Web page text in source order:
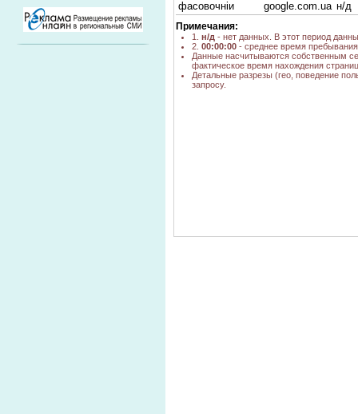
фасовочніи
google.com.ua н/д
Примечания:
1. н/д - нет данных. В этот период
2. 00:00:00 - среднее время
Данные насчитываются собственным
фактическое время нахождения
Детальные разрезы (гео, поведение
запросу.